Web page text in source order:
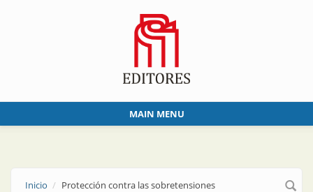
MAIN MENU
Inicio Protección contra las sobretensiones